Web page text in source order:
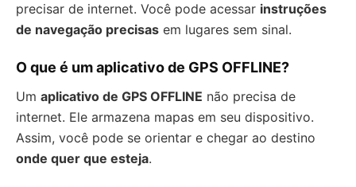
precisar de internet. Você pode acessar instruções
de navegação precisas em lugares sem sinal.
O que é um aplicativo de GPS OFFLINE?
Um aplicativo de GPS OFFLINE não precisa de
internet. Ele armazena mapas em seu dispositivo.
Assim, você pode se orientar e chegar ao destino
onde quer que esteja.